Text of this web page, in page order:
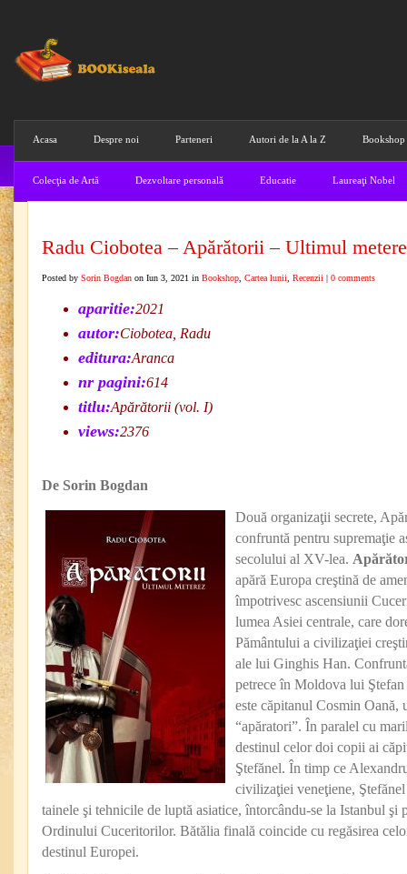
Acasa Despre noi Parteneri Autori de la A la Z Bookshop
Colecţia de Artă Dezvoltare personală Educatie Laureaţi Nobel
Radu Ciobotea – Apărătorii – Ultimul
Posted by Sorin Bogdan on Iun 3, 2021 in Bookshop Cartea lunii Recenzii | 0 comments
aparitie:2021
autor:Ciobotea, Radu
editura:Aranca
nr pagini:614
titlu:Apărătorii (vol. I)
views:2376
De Sorin Bogdan
Două organizaţii secrete,
confruntă pentru supremaţie
secolului al XV-lea.
apără Europa creştină de
împotrivesc ascensiunii
lumea Asiei centrale, care
Pământului a civilizaţiei
ale lui Ginghis Han.
petrece în Moldova lui
este căpitanul Cosmin Oană,
“apăratori”. În paralel cu
destinul celor doi copii ai
Ştefănel. În timp ce
civilizaţiei veneţiene,
tainele şi tehnicile de luptă asiatice, întorcându-se la Istanbul şi
Ordinului Cuceritorilor. Bătălia finală coincide cu regăsirea
destinul Europei.